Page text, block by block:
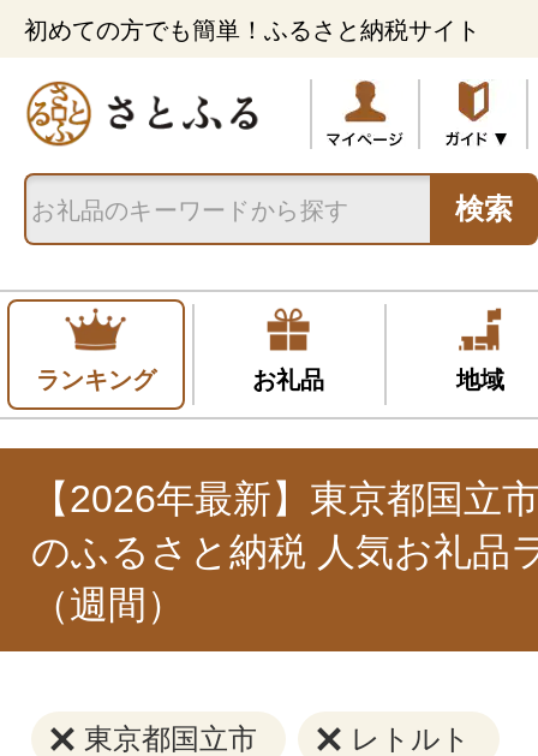
初めての方でも簡単！ふるさと納税サイト
検索
ランキング お礼品 地域
【2026年最新】東京都国立
のふるさと納税 人気お礼品
（週間）
東京都国立市 レトルト